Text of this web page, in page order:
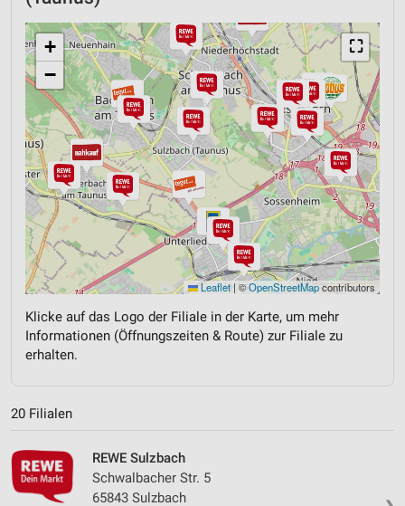
⛶
+
−
Leaflet|©OpenStreetMapcontributors
Klicke auf das Logo der Filiale in der Karte, um mehr
Informationen (Öffnungszeiten & Route) zur Filiale zu
erhalten.
20 Filialen
REWE Sulzbach
Schwalbacher Str. 5
65843 Sulzbach